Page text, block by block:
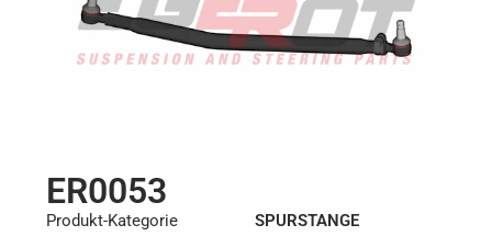
ER0053
Produkt-Kategorie SPURSTANGE